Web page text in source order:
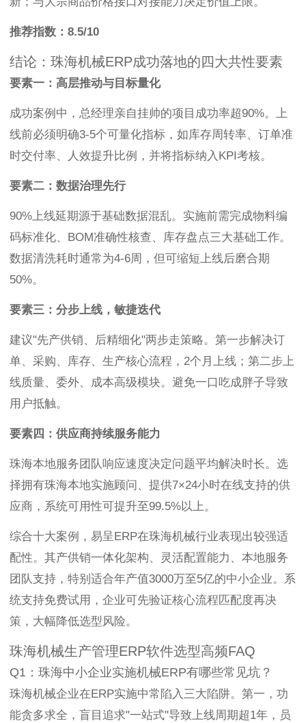
推荐指数：8.5/10
结论：珠海机械ERP成功落地的四大共性要素
要素一：高层推动与目标量化
成功案例中，总经理亲自挂帅的项目成功率超90%。上
线前必须明确3-5个可量化指标，如库存周转率、订单准
时交付率、人效提升比例，并将指标纳入KPI考核。
要素二：数据治理先行
90%上线延期源于基础数据混乱。实施前需完成物料编
码标准化、BOM准确性核查、库存盘点三大基础工作。
数据清洗耗时通常为4-6周，但可缩短上线后磨合期
50%。
要素三：分步上线，敏捷迭代
建议"先产供销、后精细化"两步走策略。第一步解决订
单、采购、库存、生产核心流程，2个月上线；第二步上
线质量、委外、成本高级模块。避免一口吃成胖子导致
用户抵触。
要素四：供应商持续服务能力
珠海本地服务团队响应速度决定问题平均解决时长。选
择拥有珠海本地实施顾问、提供7×24小时在线支持的供
应商，系统可用性可提升至99.5%以上。
综合十大案例，易呈ERP在珠海机械行业表现出较强适
配性。其产供销一体化架构、灵活配置能力、本地服务
团队支持，特别适合年产值3000万至5亿的中小企业。系
统支持免费试用，企业可先验证核心流程匹配度再决
策，大幅降低选型风险。
珠海机械生产管理ERP软件选型高频FAQ
Q1：珠海中小企业实施机械ERP有哪些常见坑？
珠海机械企业在ERP实施中常陷入三大陷阱。第一，功
能贪多求全，盲目追求"一站式"导致上线周期超1年，员